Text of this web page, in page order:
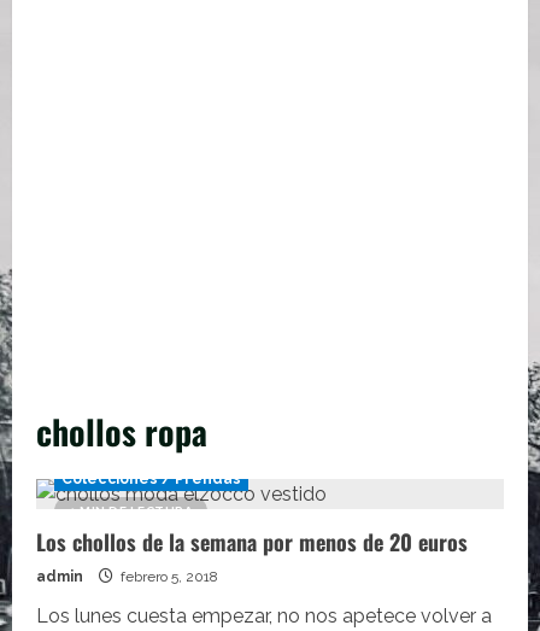
chollos ropa
1 MIN DE LECTURA
Colecciones / Prendas
Los chollos de la semana por menos de 20 euros
admin febrero 5, 2018
Los lunes cuesta empezar, no nos apetece volver a